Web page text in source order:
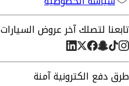
تابعنا لتصلك آخر عروض السيارات
طرق دفع الكترونية آمنة